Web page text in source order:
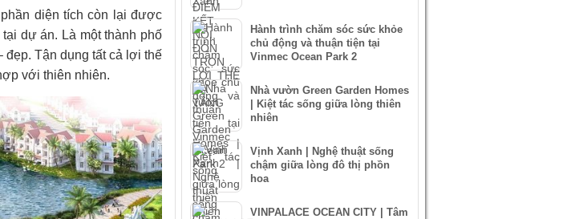
diện tích còn lại được
dự án. Là một thành phố
đẹp. Tận dụng tất cả lợi thế
với thiên nhiên.
Hành trình chăm sóc sức khỏe
chủ động và thuận tiện tại
Vinmec Ocean Park 2
Nhà vườn Green Garden Homes
| Kiệt tác sống giữa lòng thiên
nhiên
Vịnh Xanh | Nghệ thuật sống
chậm giữa lòng đô thị phồn
hoa
VINPALACE OCEAN CITY | Tâm